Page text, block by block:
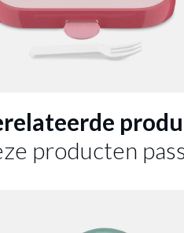
producten